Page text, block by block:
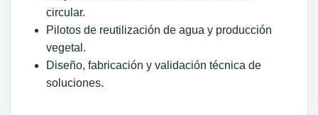
circular.
Pilotos de reutilización de agua y producción
vegetal.
Diseño, fabricación y validación técnica de
soluciones.